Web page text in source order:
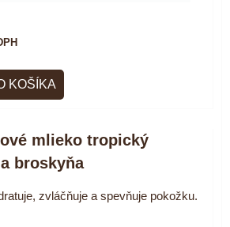
KOŠÍKA
mlieko tropický
broskyňa
zvláčňuje a spevňuje pokožku.